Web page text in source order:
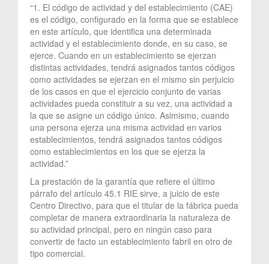
“1. El código de actividad y del establecimiento (CAE)
es el código, configurado en la forma que se establece
en este artículo, que identifica una determinada
actividad y el establecimiento donde, en su caso, se
ejerce. Cuando en un establecimiento se ejerzan
distintas actividades, tendrá asignados tantos códigos
como actividades se ejerzan en el mismo sin perjuicio
de los casos en que el ejercicio conjunto de varias
actividades pueda constituir a su vez, una actividad a
la que se asigne un código único. Asimismo, cuando
una persona ejerza una misma actividad en varios
establecimientos, tendrá asignados tantos códigos
como establecimientos en los que se ejerza la
actividad.”
La prestación de la garantía que refiere el último
párrafo del artículo 45.1 RIE sirve, a juicio de este
Centro Directivo, para que el titular de la fábrica pueda
completar de manera extraordinaria la naturaleza de
su actividad principal, pero en ningún caso para
convertir de facto un establecimiento fabril en otro de
tipo comercial.